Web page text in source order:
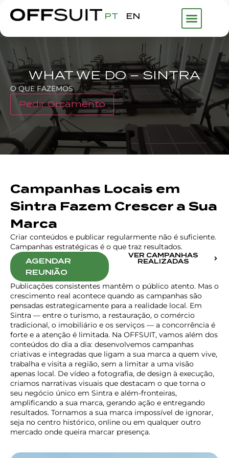
PT EN
WHAT WE DO – SINTRA
O QUE FAZEMOS
Pedir Orçamento
Campanhas Locais em
Sintra Fazem Crescer a Sua
Marca
Criar conteúdos e publicar regularmente não é suficiente.
Campanhas estratégicas é o que traz resultados.
AGENDAR
REUNIÃO
VER CAMPANHAS
REALIZADAS
Publicações consistentes mantêm o público atento. Mas o
crescimento real acontece quando as campanhas são
pensadas estrategicamente para a realidade local. Em
Sintra — entre o turismo, a restauração, o comércio
tradicional, o imobiliário e os serviços — a concorrência é
forte e a atenção é limitada. Na OFFSUIT, vamos além dos
conteúdos do dia a dia: desenvolvemos campanhas
criativas e integradas que ligam a sua marca a quem vive,
trabalha e visita a região, sem a limitar a uma visão
apenas local. De vídeo a fotografia, de design à execução,
criamos narrativas visuais que destacam o que torna o
seu negócio único em Sintra e além-fronteiras,
amplificando a sua marca, gerando ação e entregando
resultados. Tornamos a sua marca impossível de ignorar,
seja no centro histórico, online ou em qualquer outro
mercado onde queira marcar presença.